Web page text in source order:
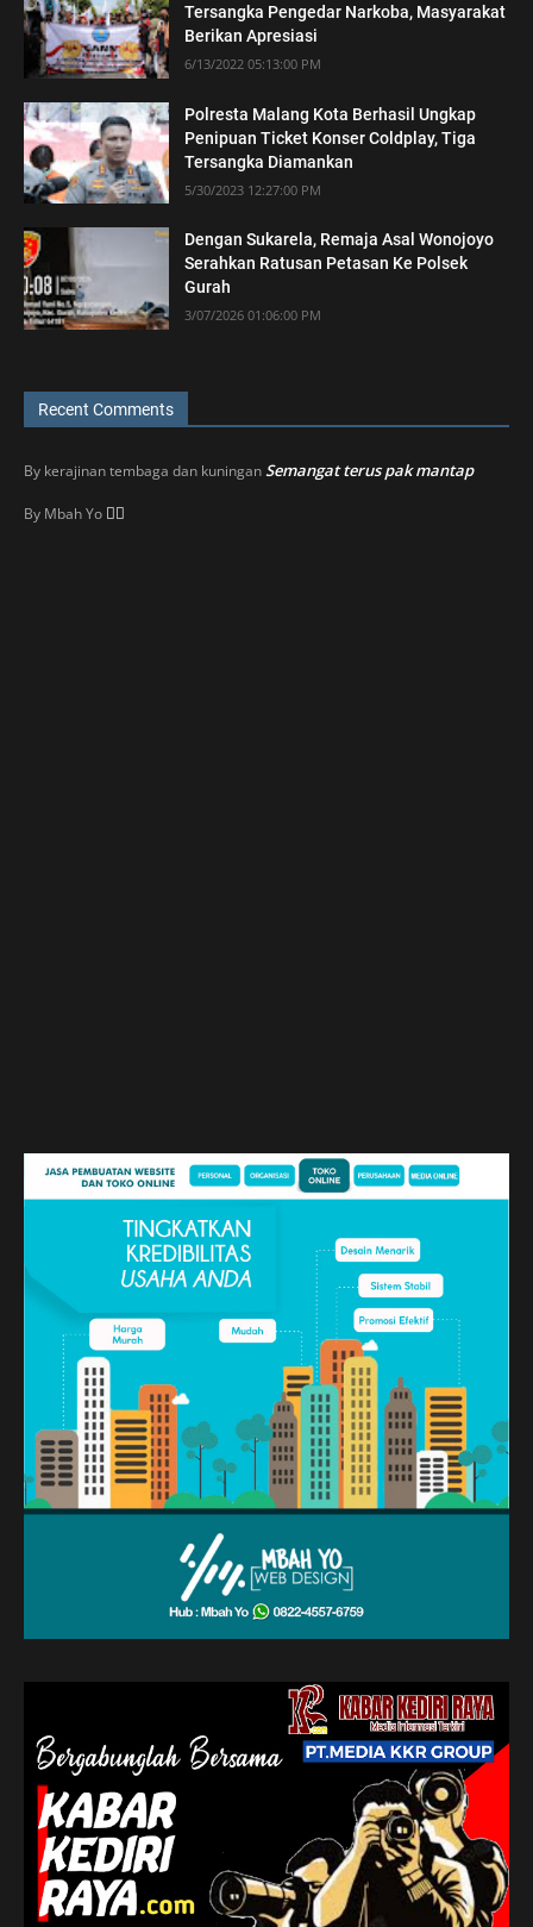
Tersangka Pengedar Narkoba, Masyarakat
Berikan Apresiasi
6/13/2022 05:13:00 PM
Polresta Malang Kota Berhasil Ungkap
Penipuan Ticket Konser Coldplay, Tiga
Tersangka Diamankan
5/30/2023 12:27:00 PM
Dengan Sukarela, Remaja Asal Wonojoyo
Serahkan Ratusan Petasan Ke Polsek
Gurah
3/07/2026 01:06:00 PM
Recent Comments
By kerajinan tembaga dan kuninganSemangat terus pak mantap
By Mbah Yo 👍🏼